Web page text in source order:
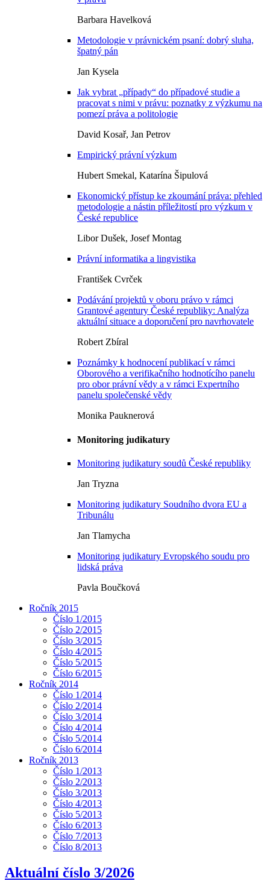
Barbara Havelková
Metodologie v právnickém psaní: dobrý sluha,
špatný pán
Jan Kysela
Jak vybrat „případy“ do případové studie a
pracovat s nimi v právu: poznatky z výzkumu na
pomezí práva a politologie
David Kosař, Jan Petrov
Empirický právní výzkum
Hubert Smekal, Katarína Šipulová
Ekonomický přístup ke zkoumání práva: přehled
metodologie a nástin příležitostí pro výzkum v
České republice
Libor Dušek, Josef Montag
Právní informatika a lingvistika
František Cvrček
Podávání projektů v oboru právo v rámci
Grantové agentury České republiky: Analýza
aktuální situace a doporučení pro navrhovatele
Robert Zbíral
Poznámky k hodnocení publikací v rámci
Oborového a verifikačního hodnotícího panelu
pro obor právní vědy a v rámci Expertního
panelu společenské vědy
Monika Pauknerová
Monitoring judikatury
Monitoring judikatury soudů České republiky
Jan Tryzna
Monitoring judikatury Soudního dvora EU a
Tribunálu
Jan Tlamycha
Monitoring judikatury Evropského soudu pro
lidská práva
Pavla Boučková
Ročník 2015
Číslo 1/2015
Číslo 2/2015
Číslo 3/2015
Číslo 4/2015
Číslo 5/2015
Číslo 6/2015
Ročník 2014
Číslo 1/2014
Číslo 2/2014
Číslo 3/2014
Číslo 4/2014
Číslo 5/2014
Číslo 6/2014
Ročník 2013
Číslo 1/2013
Číslo 2/2013
Číslo 3/2013
Číslo 4/2013
Číslo 5/2013
Číslo 6/2013
Číslo 7/2013
Číslo 8/2013
Aktuální číslo 3/2026